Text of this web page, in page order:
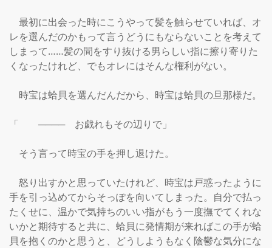
最初に出会った時にこうやって髪を触らせていれば、オ
レを選んだのかもって言うどうにもならないことを考えて
しまって……髪の間をすり抜ける男らしい指に擦り寄りた
くなったけれど、でもオレにはそんな権利がない。
時宝は蛤貝を選んだんだから、時宝は蛤貝の旦那様だ。
「　　────　お戯れもその辺りで」
そう言って時宝の手を押し退けた。
怒り出すかと思っていたけれど、時宝は戸惑ったように
手を引っ込めてからそっぽを向いてしまった。自分で払っ
たくせに、温かで気持ちのいい指がもう一度撫でてくれな
いかと期待すると共に、蛤貝に発情期が来ればこの手が蛤
貝を抱くのかと思うと、どうしようもなく陰鬱な気分にな